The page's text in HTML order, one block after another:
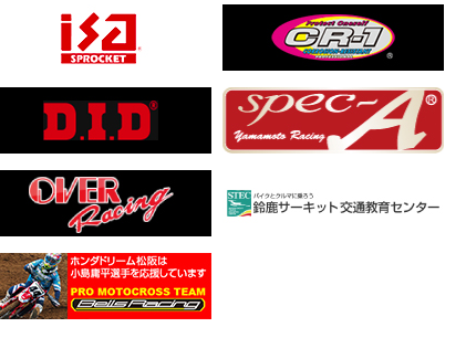
ツーリング】
か検証してみた｜Honda ゴールドウイング